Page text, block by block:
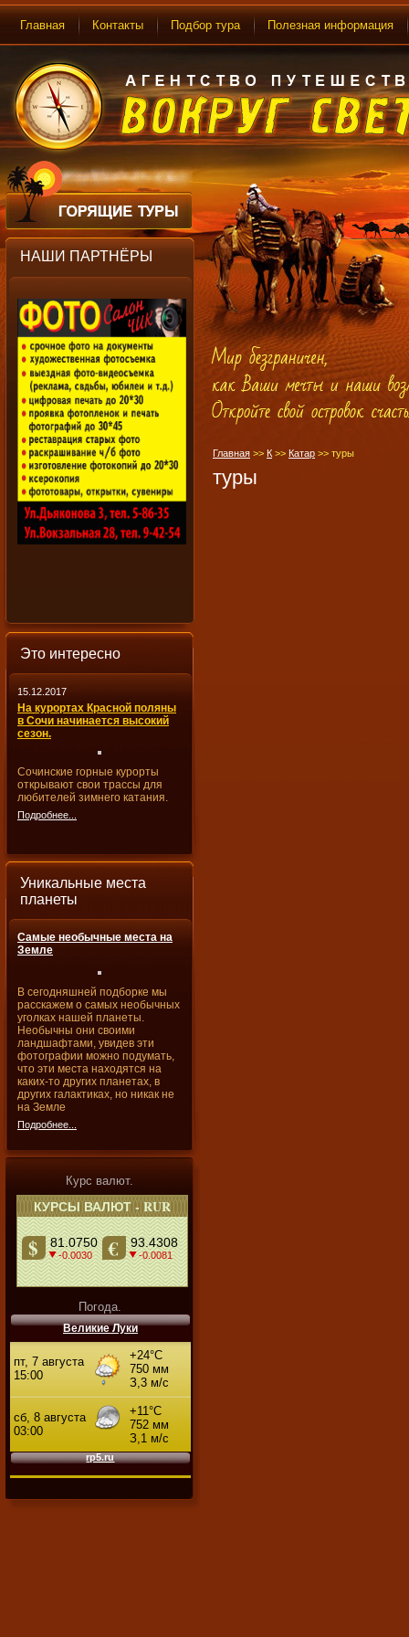
Главная Контакты Подбор тура Полезная информация
Главная >> К >> Катар >> туры
туры
НАШИ ПАРТНЁРЫ
Это интересно
15.12.2017
На курортах Красной поляны
в Сочи начинается высокий
сезон.
Сочинские горные курорты
открывают свои трассы для
любителей зимнего катания.
Подробнее...
Уникальные места
планеты
Самые необычные места на
Земле
В сегодняшней подборке мы
расскажем о самых необычных
уголках нашей планеты.
Необычны они своими
ландшафтами, увидев эти
фотографии можно подумать,
что эти места находятся на
каких-то других планетах, в
других галактиках, но никак не
на Земле
Подробнее...
Курс валют.
Погода.
Великие Луки